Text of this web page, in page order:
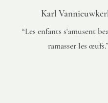
Karl
“Les enfants s'amusent
ramasser les